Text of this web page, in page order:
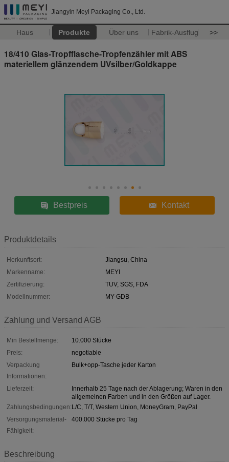
Jiangyin Meyi Packaging Co., Ltd.
Haus Produkte Über uns Fabrik-Ausflug >>
18/410 Glas-Tropfflasche-Tropfenzähler mit ABS
materiellem glänzendem UVsilber/Goldkappe
Bestpreis Kontakt
Produktdetails
Herkunftsort:
Jiangsu, China
Markenname:
MEYI
Zertifizierung:
TUV, SGS, FDA
Modellnummer:
MY-GDB
Zahlung und Versand AGB
Min Bestellmenge:
10.000 Stücke
Preis:
negotiable
Verpackung
Informationen:
Bulk+opp-Tasche jeder Karton
Lieferzeit:
Innerhalb 25 Tage nach der Ablagerung; Waren in den
allgemeinen Farben und in den Größen auf Lager.
Zahlungsbedingungen:L/C, T/T, Western Union, MoneyGram, PayPal
Versorgungsmaterial-
Fähigkeit:
400.000 Stücke pro Tag
Beschreibung